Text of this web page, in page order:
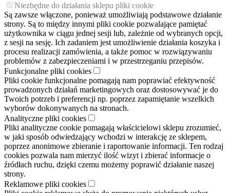
Niezbędne do działania sklepu pliki cookie
Są zawsze włączone, ponieważ umożliwiają podstawowe działanie
strony. Są to między innymi pliki cookie pozwalające pamiętać
użytkownika w ciągu jednej sesji lub, zależnie od wybranych opcji,
z sesji na sesję. Ich zadaniem jest umożliwienie działania koszyka i
procesu realizacji zamówienia, a także pomoc w rozwiązywaniu
problemów z zabezpieczeniami i w przestrzeganiu przepisów.
Funkcjonalne pliki cookies
Pliki cookie funkcjonalne pomagają nam poprawiać efektywność
prowadzonych działań marketingowych oraz dostosowywać je do
Twoich potrzeb i preferencji np. poprzez zapamiętanie wszelkich
wyborów dokonywanych na stronach.
Analityczne pliki cookies
Pliki analityczne cookie pomagają właścicielowi sklepu zrozumieć,
w jaki sposób odwiedzający wchodzi w interakcję ze sklepem,
poprzez anonimowe zbieranie i raportowanie informacji. Ten rodzaj
cookies pozwala nam mierzyć ilość wizyt i zbierać informacje o
źródłach ruchu, dzięki czemu możemy poprawić działanie naszej
strony.
Reklamowe pliki cookies